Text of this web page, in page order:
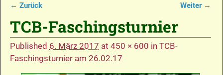
← Zurück Weiter →
TCB-Faschingsturnier
Published 6. März 2017 at 450 × 600 in TCB-
Faschingsturnier am 26.02.17